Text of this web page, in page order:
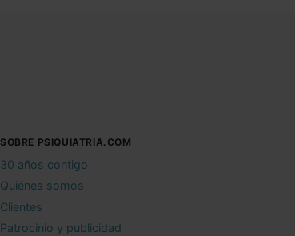
SOBRE PSIQUIATRIA.COM
30 años contigo
Quiénes somos
Clientes
Patrocinio y publicidad